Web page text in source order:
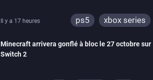
Il y a 17 heures ps5 xbox series
Minecraft arrivera gonflé à bloc le 27 octobre sur
Switch 2